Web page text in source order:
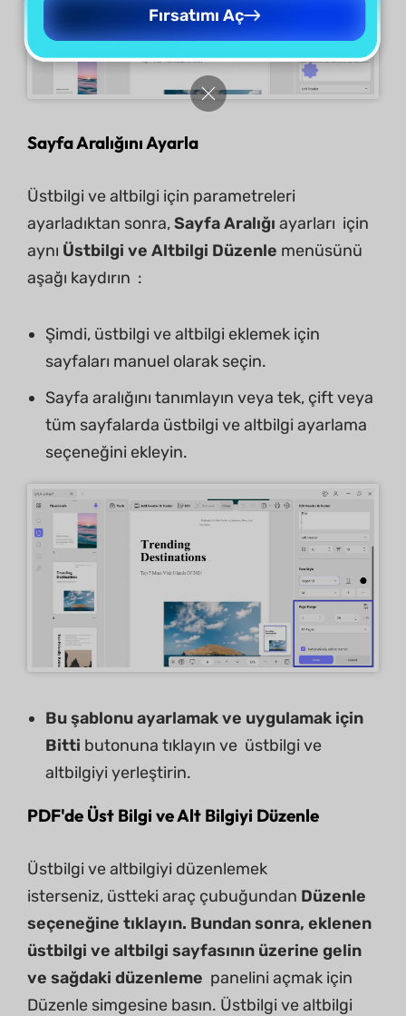
Sayfa Aralığını Ayarla
Üstbilgi ve altbilgi için parametreleri
ayarladıktan sonra,Sayfa Aralığı ayarları için
aynı Üstbilgi ve Altbilgi Düzenle menüsünü
aşağı kaydırın :
Şimdi, üstbilgi ve altbilgi eklemek için
sayfaları manuel olarak seçin.
Sayfa aralığını tanımlayın veya tek, çift veya
tüm sayfalarda üstbilgi ve altbilgi ayarlama
seçeneğini ekleyin.
Bu şablonu ayarlamak ve uygulamak için
Bitti butonuna tıklayın ve üstbilgi ve
altbilgiyi yerleştirin.
PDF'de Üst Bilgi ve Alt Bilgiyi Düzenle
Üstbilgi ve altbilgiyi düzenlemek
isterseniz, üstteki araç çubuğundan Düzenle
seçeneğine tıklayın. Bundan sonra, eklenen
üstbilgi ve altbilgi sayfasının üzerine gelin
ve sağdaki düzenleme panelini açmak için
Düzenle simgesine basın. Üstbilgi ve altbilgi
Fırsatımı Aç